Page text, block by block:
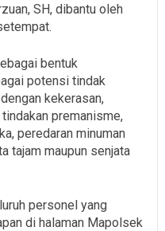
SH, dibantu oleh
bentuk
potensi tindak
kekerasan,
premanisme,
peredaran minuman
tajam maupun senjata
personel yang
di halaman Mapolsek